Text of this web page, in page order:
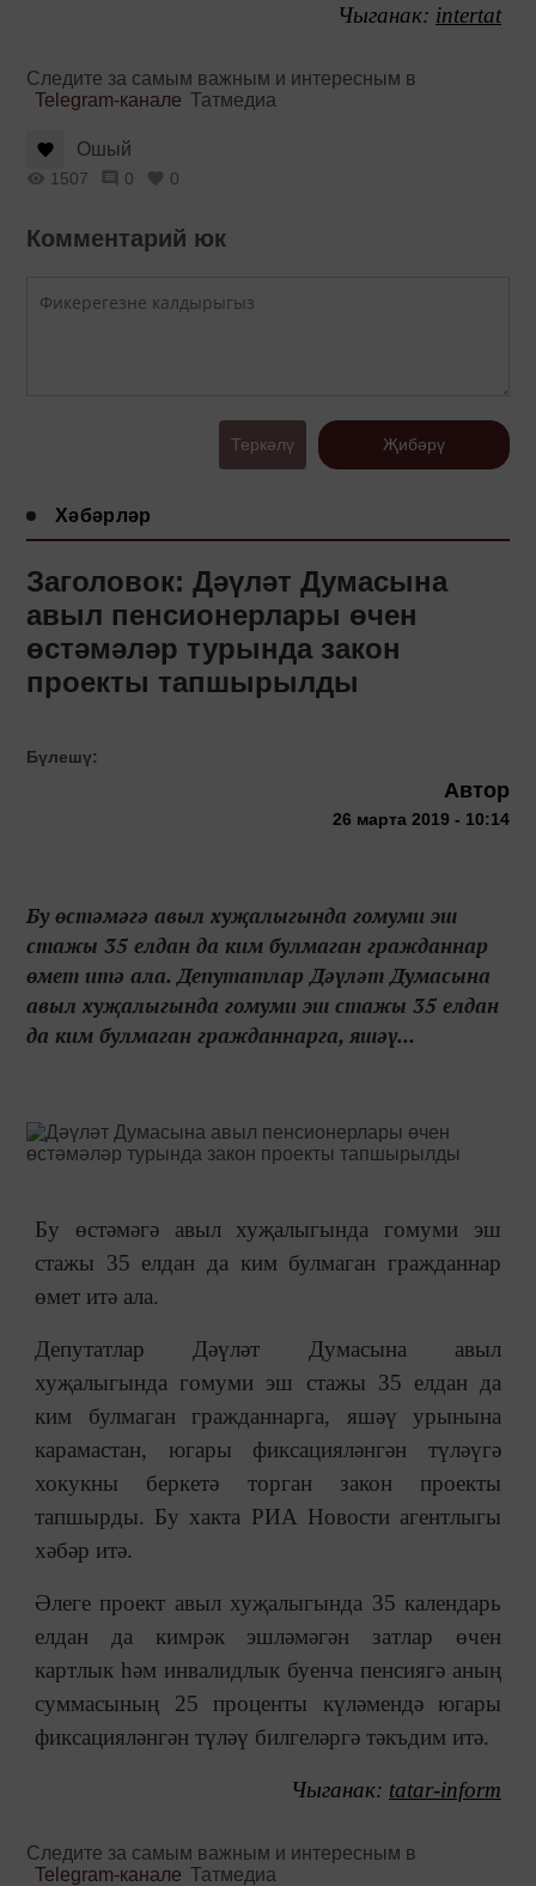
Чыганак: intertat
Следите за самым важным и интересным в
Telegram-канале Татмедиа
Ошый
1507 0 0
Комментарий юк
Теркәлү Җибәрү
Хәбәрләр
Заголовок: Дәүләт Думасына
авыл пенсионерлары өчен
өстәмәләр турында закон
проекты тапшырылды
Бүлешү:
Автор
26 марта 2019 - 10:14
Бу өстәмәгә авыл хуҗалыгында гомуми эш
стажы 35 елдан да ким булмаган гражданнар
өмет итә ала. Депутатлар Дәүләт Думасына
авыл хуҗалыгында гомуми эш стажы 35 елдан
да ким булмаган гражданнарга, яшәү...
Бу өстәмәгә авыл хуҗалыгында гомуми эш
стажы 35 елдан да ким булмаган гражданнар
өмет итә ала.
Депутатлар Дәүләт Думасына авыл
хуҗалыгында гомуми эш стажы 35 елдан да
ким булмаган гражданнарга, яшәү урынына
карамастан, югары фиксацияләнгән түләүгә
хокукны беркетә торган закон проекты
тапшырды. Бу хакта РИА Новости агентлыгы
хәбәр итә.
Әлеге проект авыл хуҗалыгында 35 календарь
елдан да кимрәк эшләмәгән затлар өчен
картлык һәм инвалидлык буенча пенсиягә аның
суммасының 25 проценты күләмендә югары
фиксацияләнгән түләү билгеләргә тәкъдим итә.
Чыганак: tatar-inform
Следите за самым важным и интересным в
Telegram-канале Татмедиа